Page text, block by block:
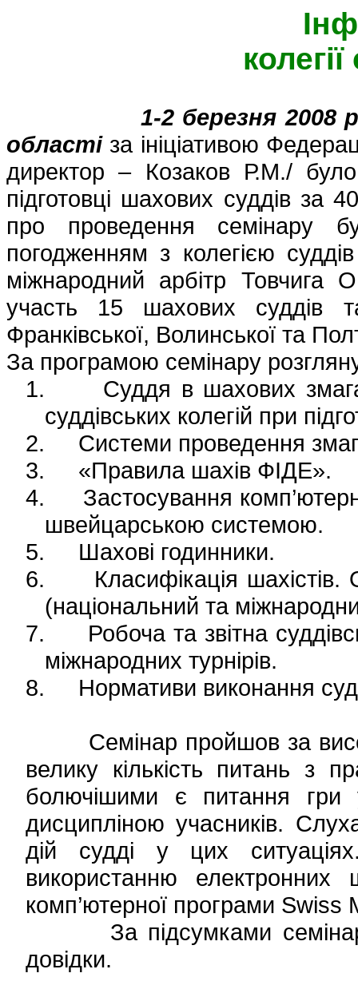
1-2 березня 2008
областіза ініціативою
директор – Козаков Р.М./
підготовці шахових суддів за
про проведення семінару
погодженням з колегією
міжнародний арбітр Товчига
участь 15 шахових суддів та
Франківської, Волинської та
За програмою семінару
1.
Суддя в шахових
суддівських колегій при
2.
Системи проведення
3.
«Правила шахів ФІДЕ».
4.
Застосування
швейцарською системою.
5.
Шахові годинники.
6.
Класифікація шахістів.
(національний та
7.
Робоча та звітна
міжнародних турнірів.
8.
Нормативи виконання
Семінар пройшов за
велику кількість питань з
болючішими є питання гри
дисципліною учасників.
дій судді у цих
використанню електронних
комп’ютерної програми Swiss
За підсумками семінару
довідки.